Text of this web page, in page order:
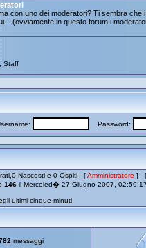
con uno dei moderatori? Ti sembra
(ovviamente in questo forum i
Staff
Password:
Nascosti e 0 Ospiti [Amministratore ]
146 il Mercoled� 27 Giugno 2007,
ultimi cinque minuti
messaggi